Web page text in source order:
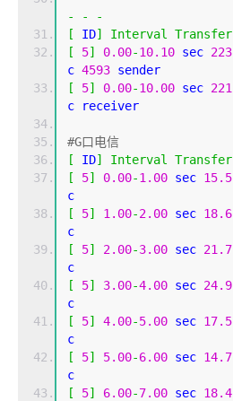
-
-
-
[
ID] Interval Transfer
[
5] 0.00-10.10 sec 223
c 4593 sender
[
5] 0.00-10.00 sec 221
c receiver
#G口电信
[
ID] Interval Transfer
[
5] 0.00-1.00 sec 15.5
c
[
5] 1.00-2.00 sec 18.6
c
[
5] 2.00-3.00 sec 21.7
c
[
5] 3.00-4.00 sec 24.9
c
[
5] 4.00-5.00 sec 17.5
c
[
5] 5.00-6.00 sec 14.7
c
[
5] 6.00-7.00 sec 18.4